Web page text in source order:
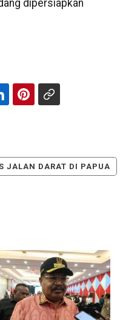
dipersiapkan
JALAN DARAT DI PAPUA